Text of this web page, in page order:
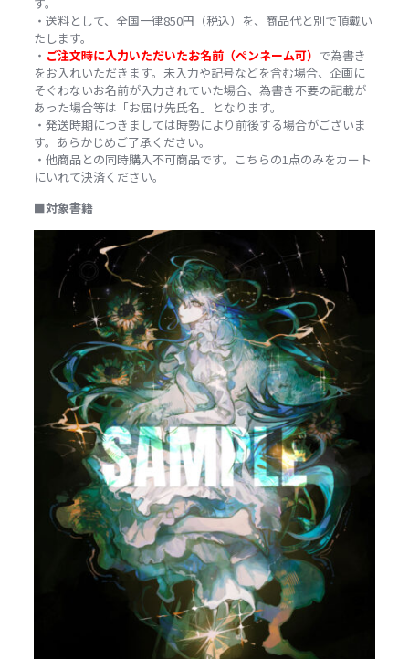
・送料として、全国一律850円（税込）を、商品代と別で頂戴い
たします。
・ ご注文時に入力いただいたお名前（ペンネーム可） で為書き
をお入れいただきます。未入力や記号などを含む場合、企画に
そぐわないお名前が入力されていた場合、為書き不要の記載が
あった場合等は「お届け先氏名」となります。
・発送時期につきましては時勢により前後する場合がございま
す。あらかじめご了承ください。
・他商品との同時購入不可商品です。こちらの1点のみをカート
にいれて決済ください。
■対象書籍